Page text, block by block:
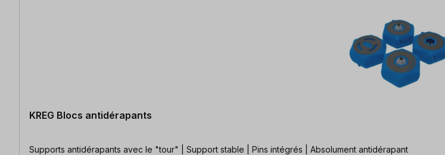
KREG Blocs antidérapants
Supports antidérapants avec le "tour" | Support stable | Pins intégrés | Absolument antidérapant